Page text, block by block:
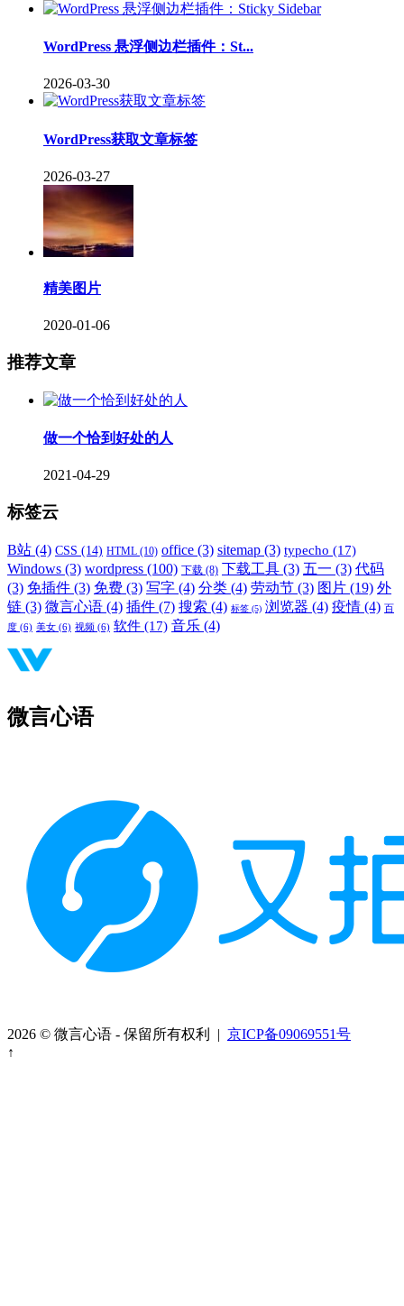
WordPress 悬浮侧边栏插件：St...
2026-03-30
WordPress获取文章标签
2026-03-27
精美图片
2020-01-06
推荐文章
做一个恰到好处的人
2021-04-29
标签云
B站 (4) CSS (14) HTML (10) office (3) sitemap (3) typecho (17)
Windows (3) wordpress (100) 下载 (8) 下载工具 (3) 五一 (3) 代码
(3) 免插件 (3) 免费 (3) 写字 (4) 分类 (4) 劳动节 (3) 图片 (19) 外
链 (3) 微言心语 (4) 插件 (7) 搜索 (4) 标签 (5) 浏览器 (4) 疫情 (4) 百
度 (6) 美女 (6) 视频 (6) 软件 (17) 音乐 (4)
微言心语
2026 © 微言心语 - 保留所有权利 | 京ICP备09069551号
↑